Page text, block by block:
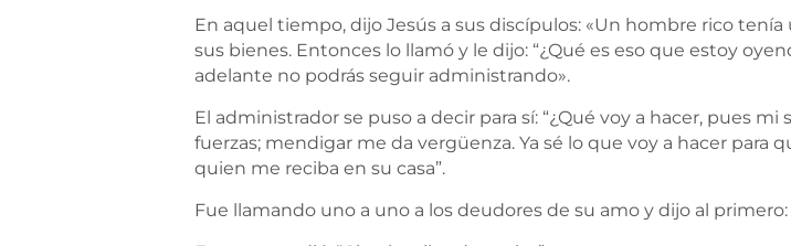
En aquel tiempo, dijo Jesús a sus discípulos: «Un hombre rico
sus bienes. Entonces lo llamó y le dijo: “¿Qué es eso que estoy
adelante no podrás seguir administrando».
El administrador se puso a decir para sí: “¿Qué voy a hacer, pues
fuerzas; mendigar me da vergüenza. Ya sé lo que voy a hacer
quien me reciba en su casa”.
Fue llamando uno a uno a los deudores de su amo y dijo al primero: